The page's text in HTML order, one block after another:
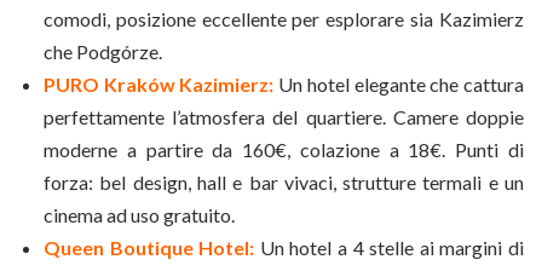
comodi, posizione eccellente per esplorare sia Kazimierz
che Podgórze.
PURO Kraków Kazimierz: Un hotel elegante che cattura
perfettamente l’atmosfera del quartiere. Camere doppie
moderne a partire da 160€, colazione a 18€. Punti di
forza: bel design, hall e bar vivaci, strutture termali e un
cinema ad uso gratuito.
Queen Boutique Hotel: Un hotel a 4 stelle ai margini di